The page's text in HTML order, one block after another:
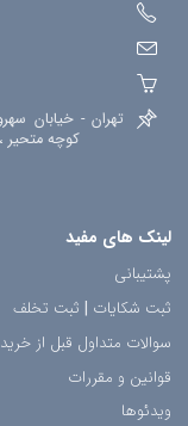
تهران - خیابان
کوچه متحیر ، پلاک 60 ، واحد 4
لینک های مفید
پشتیبانی
ثبت شکایات | ثبت تخلف
سوالات متداول قبل از خرید
قوانین و مقررات
ویدئوها